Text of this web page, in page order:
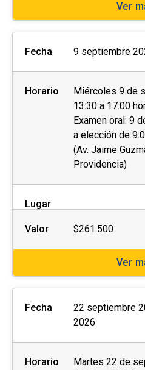
Ver
Fecha 9 septiembre
Horario
Miércoles 9 de
13:30 a 17:00
Examen oral: 9
a elección de
(Av. Jaime
Providencia)
Lugar
Valor $261.500
Ver
Fecha
22 septiembre
2026
Horario
Martes 22 de